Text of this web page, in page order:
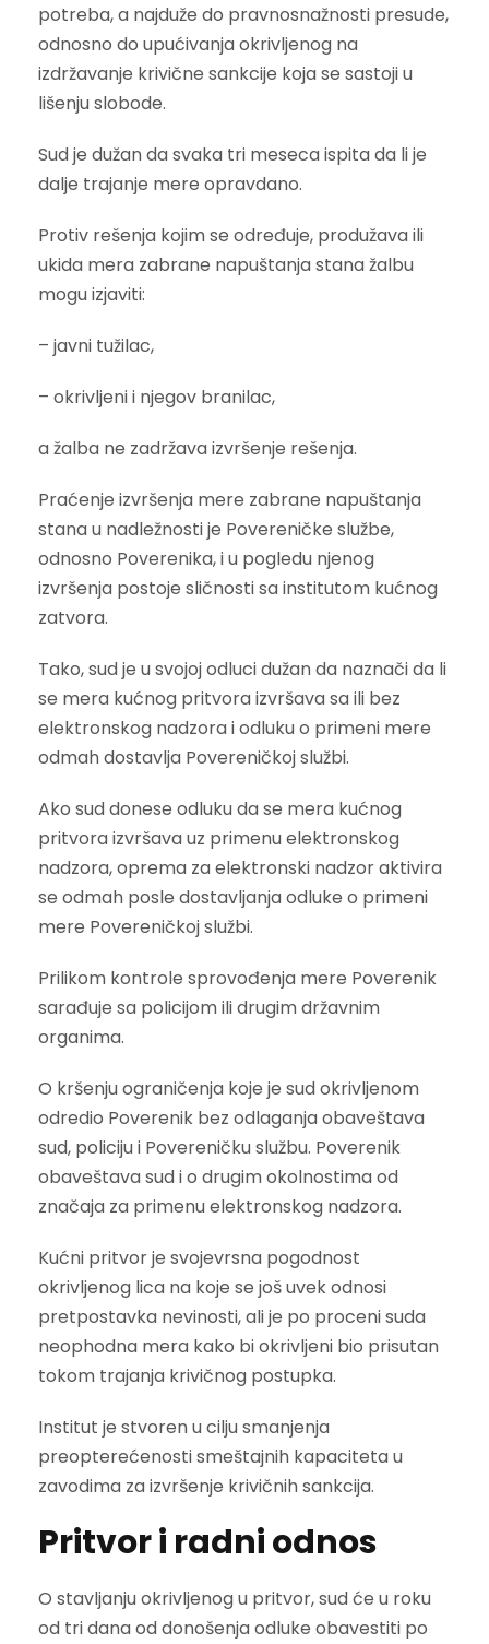
potreba, a najduže do pravnosnažnosti presude,
odnosno do upućivanja okrivljenog na
izdržavanje krivične sankcije koja se sastoji u
lišenju slobode.
Sud je dužan da svaka tri meseca ispita da li je
dalje trajanje mere opravdano.
Protiv rešenja kojim se određuje, produžava ili
ukida mera zabrane napuštanja stana žalbu
mogu izjaviti:
– javni tužilac,
– okrivljeni i njegov branilac,
a žalba ne zadržava izvršenje rešenja.
Praćenje izvršenja mere zabrane napuštanja
stana u nadležnosti je Povereničke službe,
odnosno Poverenika, i u pogledu njenog
izvršenja postoje sličnosti sa institutom kućnog
zatvora.
Tako, sud je u svojoj odluci dužan da naznači da li
se mera kućnog pritvora izvršava sa ili bez
elektronskog nadzora i odluku o primeni mere
odmah dostavlja Povereničkoj službi.
Ako sud donese odluku da se mera kućnog
pritvora izvršava uz primenu elektronskog
nadzora, oprema za elektronski nadzor aktivira
se odmah posle dostavljanja odluke o primeni
mere Povereničkoj službi.
Prilikom kontrole sprovođenja mere Poverenik
sarađuje sa policijom ili drugim državnim
organima.
O kršenju ograničenja koje je sud okrivljenom
odredio Poverenik bez odlaganja obaveštava
sud, policiju i Povereničku službu. Poverenik
obaveštava sud i o drugim okolnostima od
značaja za primenu elektronskog nadzora.
Kućni pritvor je svojevrsna pogodnost
okrivljenog lica na koje se još uvek odnosi
pretpostavka nevinosti, ali je po proceni suda
neophodna mera kako bi okrivljeni bio prisutan
tokom trajanja krivičnog postupka.
Institut je stvoren u cilju smanjenja
preopterećenosti smeštajnih kapaciteta u
zavodima za izvršenje krivičnih sankcija.
Pritvor i radni odnos
O stavljanju okrivljenog u pritvor, sud će u roku
od tri dana od donošenja odluke obavestiti po